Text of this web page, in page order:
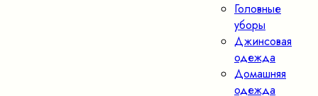
Головные
уборы
Джинсовая
одежда
Домашняя
одежда